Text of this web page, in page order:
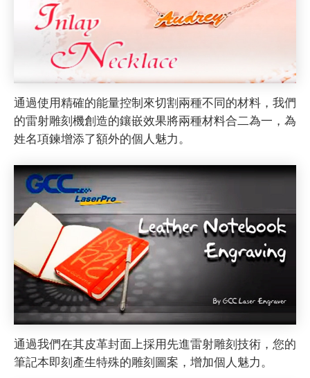
通過使用精確的能量控制來切割兩種不同的材料，我們
的雷射雕刻機創造的鑲嵌效果將兩種材料合二為一，為
姓名項鍊增添了額外的個人魅力。
通過我們在其皮革封面上採用先進雷射雕刻技術，您的
筆記本即刻產生特殊的雕刻圖案，增加個人魅力。